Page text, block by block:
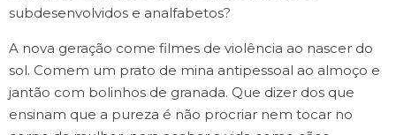
subdesenvolvidos e analfabetos?
A nova geração come filmes de violência ao nascer do
sol. Comem um prato de mina antipessoal ao almoço e
jantão com bolinhos de granada. Que dizer dos que
ensinam que a pureza é não procriar nem tocar no